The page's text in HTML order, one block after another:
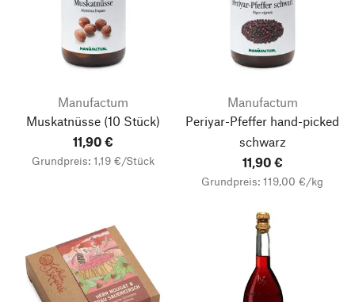
Manufactum
Muskatnüsse(10 Stück)
11,90 €
Grundpreis: 1,19 €/Stück
Manufactum
Periyar-Pfeffer hand-picked
schwarz
11,90 €
Grundpreis: 119,00 €/kg